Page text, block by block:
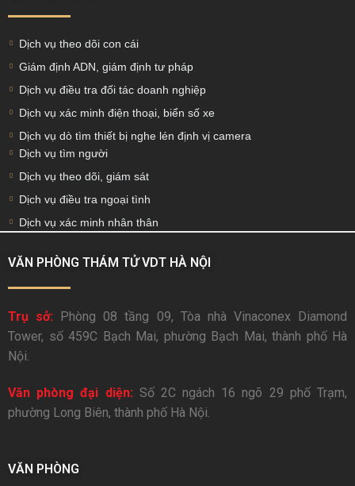
Dịch vụ theo dõi con cái
Giám định ADN, giám định tư pháp
Dịch vụ điều tra đối tác doanh nghiệp
Dịch vụ xác minh điện thoại, biển số xe
Dịch vụ dò tìm thiết bị nghe lén định vị camera
Dịch vụ tìm người
Dịch vụ theo dõi, giám sát
Dịch vụ điều tra ngoại tình
Dịch vụ xác minh nhân thân
VĂN PHÒNG THÁM TỬ VDT HÀ NỘI
Trụ sở: Phòng 08 tầng 09, Tòa nhà Vinaconex Diamond
Tower, số 459C Bạch Mai, phường Bạch Mai, thành phố Hà
Nội.
Văn phòng đại diện: Số 2C ngách 16 ngõ 29 phố Trạm,
phường Long Biên, thành phố Hà Nội.
VĂN PHÒNG